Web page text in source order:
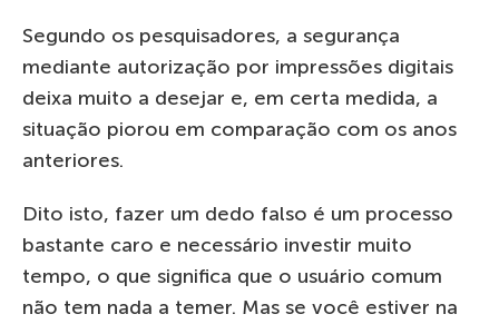
Segundo os pesquisadores, a segurança
mediante autorização por impressões digitais
deixa muito a desejar e, em certa medida, a
situação piorou em comparação com os anos
anteriores.
Dito isto, fazer um dedo falso é um processo
bastante caro e necessário investir muito
tempo, o que significa que o usuário comum
não tem nada a temer. Mas se você estiver na